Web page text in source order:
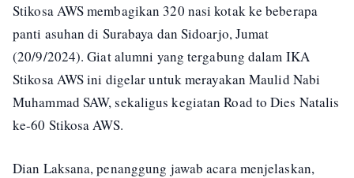
Stikosa AWS membagikan 320 nasi kotak ke beberapa
panti asuhan di Surabaya dan Sidoarjo, Jumat
(20/9/2024). Giat alumni yang tergabung dalam IKA
Stikosa AWS ini digelar untuk merayakan Maulid Nabi
Muhammad SAW, sekaligus kegiatan Road to Dies Natalis
ke-60 Stikosa AWS.
Dian Laksana, penanggung jawab acara menjelaskan,